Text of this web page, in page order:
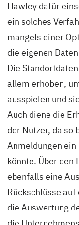
Hawley dafür
ein solches
mangels einer
die eigenen
Die
allem erhoben,
ausspielen und
Auch diene die
der Nutzer, da so
Anmeldungen ein
könnte. Über den
ebenfalls eine
Rückschlüsse
die Auswertung